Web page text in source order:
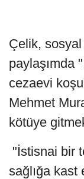
Çelik, sosyal
paylaşımda
cezaevi
Mehmet
kötüye
"İstisnai bir
sağlığa kast